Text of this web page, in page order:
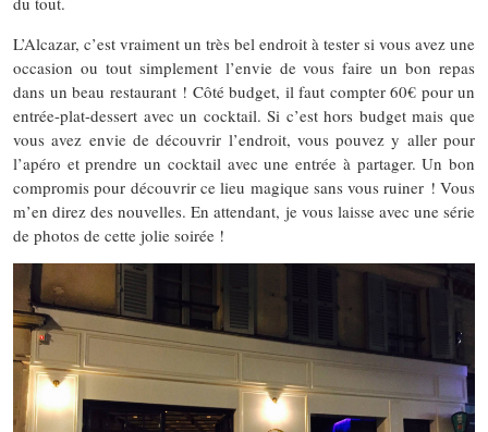
L’Alcazar, c’est vraiment un très bel endroit à tester si vous avez une
occasion ou tout simplement l’envie de vous faire un bon repas
dans un beau restaurant ! Côté budget, il faut compter 60€ pour un
entrée-plat-dessert avec un cocktail. Si c’est hors budget mais que
vous avez envie de découvrir l’endroit, vous pouvez y aller pour
l’apéro et prendre un cocktail avec une entrée à partager. Un bon
compromis pour découvrir ce lieu magique sans vous ruiner ! Vous
m’en direz des nouvelles. En attendant, je vous laisse avec une série
de photos de cette jolie soirée !